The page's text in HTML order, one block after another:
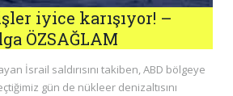
iyice karışıyor! –
ÖZSAĞLAM
İsrail saldırısını takiben, ABD bölgeye
gün de nükleer denizaltısını